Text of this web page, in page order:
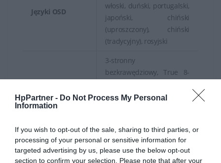
HpPartner - Do Not Process My Personal
Information
If you wish to opt-out of the sale, sharing to third parties, or
processing of your personal or sensitive information for
targeted advertising by us, please use the below opt-out
section to confirm your selection. Please note that after your
Języki OSD
włoski, duński, portugalski,
japoński, chiński
(uproszczony), chiński
(tradycyjny), rosyjski
3-stronny
bezkrawędziowy, True 8-
Progressive White Balance,
Kolor
Odlotowa czerń, czerń i
srebro (podstawa)